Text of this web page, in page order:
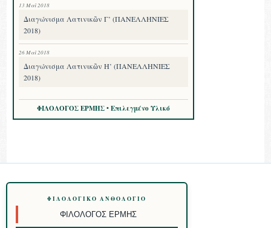
13 Μαΐ 2018
Διαγώνισμα Λατινικῶν Γ’ (ΠΑΝΕΛΛΗΝΙΕΣ
2018)
26 Μαΐ 2018
Διαγώνισμα Λατινικῶν Η’ (ΠΑΝΕΛΛΗΝΙΕΣ
2018)
ΦΙΛΟΛΟΓΟΣ ΕΡΜΗΣ • Επιλεγμένο Υλικό
ΦΙΛΟΛΟΓΙΚΌ ΑΝΘΟΛΌΓΙΟ
ΦΙΛΌΛΟΓΟΣ ΕΡΜΉΣ